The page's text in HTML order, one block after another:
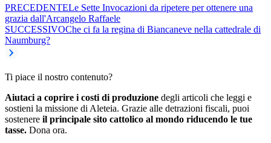
PRECEDENTELe Sette Invocazioni da ripetere per ottenere una
grazia dall'Arcangelo Raffaele
SUCCESSIVOChe ci fa la regina di Biancaneve nella cattedrale di
Naumburg?
Ti piace il nostro contenuto?
Aiutaci a coprire i costi di produzione degli articoli che leggi e
sostieni la missione di Aleteia. Grazie alle detrazioni fiscali, puoi
sostenere il principale sito cattolico al mondo riducendo le tue
tasse. Dona ora.